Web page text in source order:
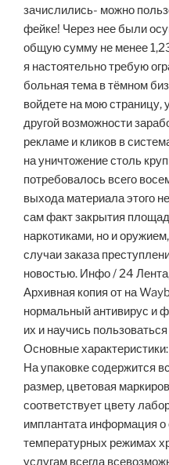
зачислились- можно
фейке! Через нее были
общую сумму не менее
я настоятельно требую
больная тема в тёмном
войдете на мою страницу,
другой возможности
рекламе и кликов в
на уничтожение столь
потребовалось всего
выхода материала этого
сам факт закрытия
наркотиками, но и
случаи заказа
новостью. Инфо / 24
Архивная копия от на
нормальный антивирус и
их и научись
Основные
На упаковке содержится
размер, цветовая
соответствует цвету
имплантата информация о
температурных режимах
услугам всегда